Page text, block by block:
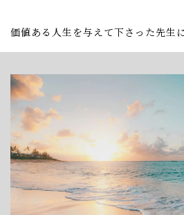
価値ある人生を与えて下さった先生